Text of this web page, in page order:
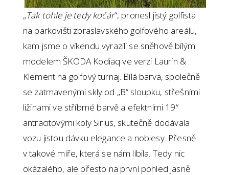
„Tak tohle je tedy kočár“, pronesl jistý golfista
na parkovišti zbraslavského golfového areálu,
kam jsme o víkendu vyrazili se sněhově bílým
modelem ŠKODA Kodiaq ve verzi Laurin &
Klement na golfový turnaj. Bílá barva, společně
se zatmavenými skly od „B“ sloupku, střešními
ližinami ve stříbrné barvě a efektními 19“
antracitovými koly Sirius, skutečně dodávala
vozu jistou dávku elegance a noblesy. Přesně
v takové míře, která se nám líbila. Tedy nic
okázalého, ale přesto na první pohled jasně